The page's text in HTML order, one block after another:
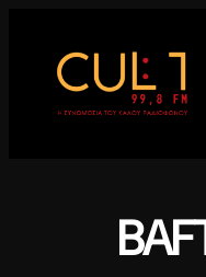
περιεχόμενο